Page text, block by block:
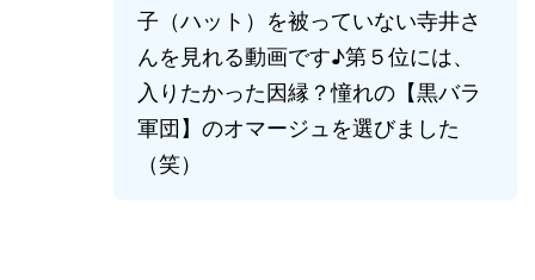
子（ハット）を被っていない寺井さ
んを見れる動画です♪第５位には、
入りたかった因縁？憧れの【黒バラ
軍団】のオマージュを選びました
（笑）